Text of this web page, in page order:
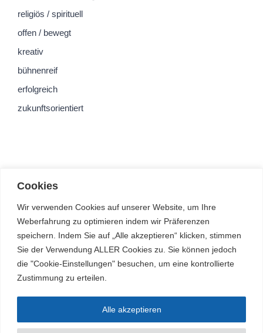
Cookies
Wir verwenden Cookies auf unserer Website, um Ihre
Weberfahrung zu optimieren indem wir Präferenzen
speichern. Indem Sie auf „Alle akzeptieren“ klicken, stimmen
Sie der Verwendung ALLER Cookies zu. Sie können jedoch
die "Cookie-Einstellungen" besuchen, um eine kontrollierte
Zustimmung zu erteilen.
Alle akzeptieren
religiös / spirituell
offen / bewegt
kreativ
bühnenreif
erfolgreich
zukunftsorientiert
© Arnold-Janssen-Gymnasium | Alle Rechte vorbehalten |